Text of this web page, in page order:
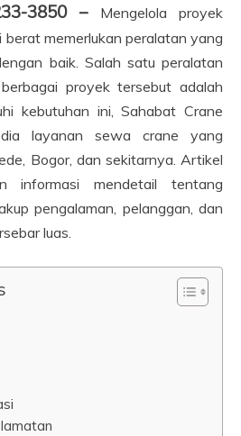
3850 –
Mengelola proyek
memerlukan peralatan yang
baik. Salah satu peralatan
proyek tersebut adalah
kebutuhan ini, Sahabat Crane
layanan sewa crane yang
Bogor, dan sekitarnya. Artikel
informasi mendetail tentang
pengalaman, pelanggan, dan
luas.